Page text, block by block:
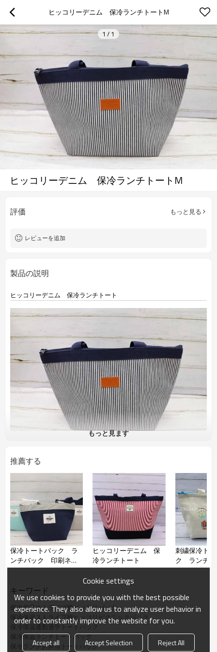
ヒッコリーデニム　保冷ランチトートM
1 / 1
ヒッコリーデニム 保冷ランチトートM
評価 もっと見る
レビューを追加
製品の説明
ヒッコリーデニム 保冷ランチトート
品名
材質
表地/ポリエステル・綿・レーヨン
裏地/アルミ蒸着フィルム
持ち手
PPテープ
サイズ
約
W33*H20*D14cm
もっと見ます
推薦する
保冷トートバック ラ
ンチバック 印刷ネー
ム付き
ヒッコリーデニム 保
冷ランチトート
刺繍保冷ト
ク ランチバ
キーワード
保冷保温ストライプ柄ヒッコリバック
保冷保温ストライプ柄ヒッコリピクニックバック
保冷保温通勤通学トートバック
保冷保温ランチトートバック
保冷ランチお弁当トートバック
Cookie settings
We use cookies to provide you with the best possible
experience. They also allow us to analyze user behavior in
order to constantly improve the website for you.
Accept all Accept Selection Reject All